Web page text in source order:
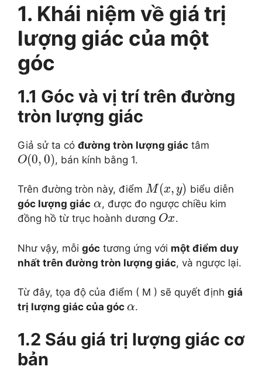
1. Khái niệm về giá trị
lượng giác của một
góc
1.1 Góc và vị trí trên đường
tròn lượng giác
Giả sử ta có đường tròn lượng giác tâm
O(0, 0), bán kính bằng 1.
Trên đường tròn này, điểm M(x, y) biểu diễn
góc lượng giác α, được đo ngược chiều kim
đồng hồ từ trục hoành dương Ox.
Như vậy, mỗi góc tương ứng với một điểm duy
nhất trên đường tròn lượng giác, và ngược lại.
Từ đây, tọa độ của điểm ( M ) sẽ quyết định giá
trị lượng giác của góc α.
1.2 Sáu giá trị lượng giác cơ
bản